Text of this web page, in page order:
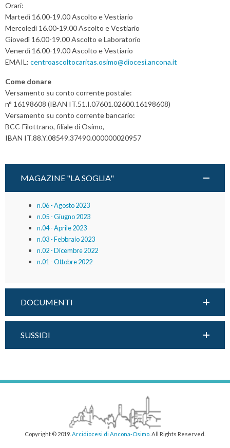
Orari:
Martedì 16.00-19.00 Ascolto e Vestiario
Mercoledì 16.00-19.00 Ascolto e Vestiario
Giovedì 16.00-19.00 Ascolto e Laboratorio
Venerdì 16.00-19.00 Ascolto e Vestiario
EMAIL: centroascoltocaritas.osimo@diocesi.ancona.it
Come donare
Versamento su conto corrente postale:
n° 16198608 (IBAN IT.51.I.07601.02600.16198608)
Versamento su conto corrente bancario:
BCC-Filottrano, filiale di Osimo,
IBAN IT.88.Y.08549.37490.000000020957
MAGAZINE "LA SOGLIA"
n.06 - Agosto 2023
n.05 - Giugno 2023
n.04 - Aprile 2023
n.03 - Febbraio 2023
n.02 - Dicembre 2022
n.01 - Ottobre 2022
DOCUMENTI
SUSSIDI
Copyright © 2019. Arcidiocesi di Ancona-Osimo. All Rights Reserved.